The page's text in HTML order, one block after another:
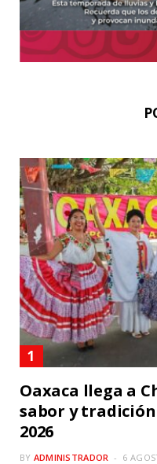
Oaxaca llega a
sabor y
2026
BY ADMINISTRADOR 6